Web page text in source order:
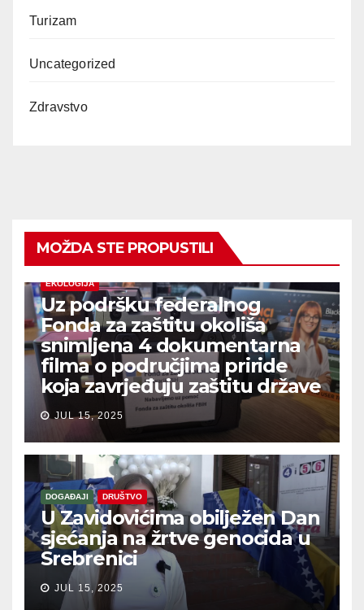
Turizam
Uncategorized
Zdravstvo
MOŽDA STE PROPUSTILI
EKOLOGIJA
Uz podršku federalnog
Fonda za zaštitu okoliša
snimljena 4 dokumentarna
filma o područjima priride
koja zavrjeđuju zaštitu države
JUL 15, 2025
DOGAĐAJI DRUŠTVO
U Zavidovićima obilježen Dan
sjećanja na žrtve genocida u
Srebrenici
JUL 15, 2025